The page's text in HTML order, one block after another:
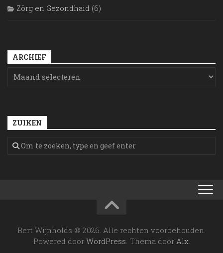
Zörg en Gezondhaid (6)
ARCHIEF
ZUIKEN
Bert Wijnholds © 2026. Alle rechten voorbehouden.
Powered door WordPress . Thema door Alx